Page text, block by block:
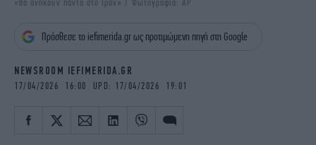
iBOOKS
ΖΩΔΙΑ
OSCARS
NEWSLETTER
«θα ανήκουν πάντα στο Ιράν» / Φωτογραφία: AP
Πρόσθεσε το iefimerida.gr ως προτιμώμενη πηγή στη Google
NEWSROOM IEFIMERIDA.GR
17/04/2026 16:00 UPD: 17/04/2026 19:01